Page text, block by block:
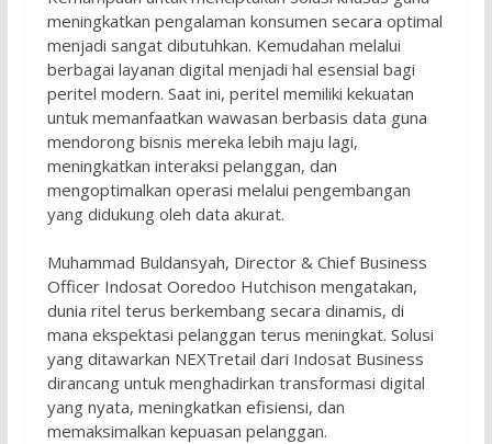
meningkatkan pengalaman konsumen secara optimal
menjadi sangat dibutuhkan. Kemudahan melalui
berbagai layanan digital menjadi hal esensial bagi
peritel modern. Saat ini, peritel memiliki kekuatan
untuk memanfaatkan wawasan berbasis data guna
mendorong bisnis mereka lebih maju lagi,
meningkatkan interaksi pelanggan, dan
mengoptimalkan operasi melalui pengembangan
yang didukung oleh data akurat.
Muhammad Buldansyah, Director & Chief Business
Officer Indosat Ooredoo Hutchison mengatakan,
dunia ritel terus berkembang secara dinamis, di
mana ekspektasi pelanggan terus meningkat. Solusi
yang ditawarkan NEXTretail dari Indosat Business
dirancang untuk menghadirkan transformasi digital
yang nyata, meningkatkan efisiensi, dan
memaksimalkan kepuasan pelanggan.